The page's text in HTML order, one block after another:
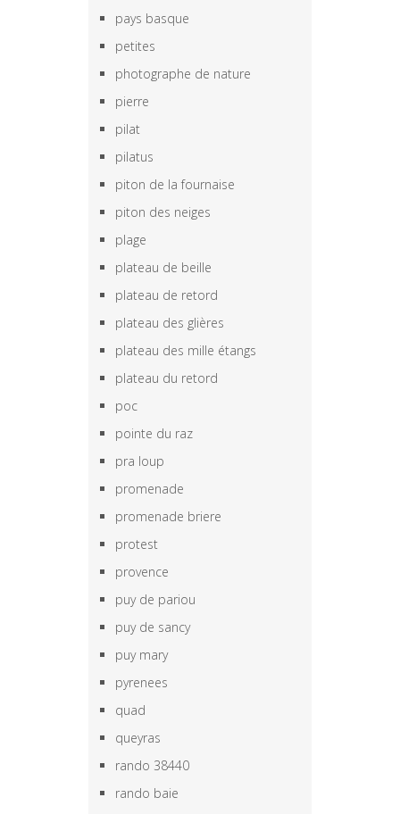
pays basque
petites
photographe de nature
pierre
pilat
pilatus
piton de la fournaise
piton des neiges
plage
plateau de beille
plateau de retord
plateau des glières
plateau des mille étangs
plateau du retord
poc
pointe du raz
pra loup
promenade
promenade briere
protest
provence
puy de pariou
puy de sancy
puy mary
pyrenees
quad
queyras
rando 38440
rando baie